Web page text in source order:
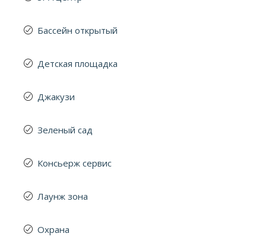
Бассейн открытый
Детская площадка
Джакузи
Зеленый сад
Консьерж сервис
Лаунж зона
Охрана